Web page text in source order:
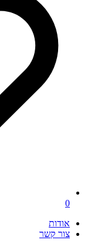
0
אודות
צור קשר